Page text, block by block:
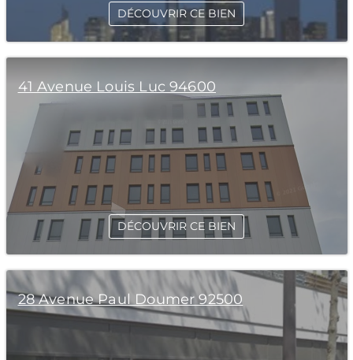
DÉCOUVRIR CE BIEN
41 Avenue Louis Luc 94600
DÉCOUVRIR CE BIEN
28 Avenue Paul Doumer 92500